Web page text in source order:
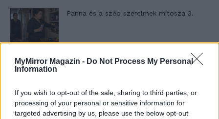
MyMirror Magazin - Do Not Process My Personal
Information
If you wish to opt-out of the sale, sharing to third parties, or
processing of your personal or sensitive information for
targeted advertising by us, please use the below opt-out
Panna és a szép szerelmek mítosza 3.
Képtelenek vagyunk felnőni a felnőtt élet
Altatógázos rablások Olaszországban